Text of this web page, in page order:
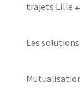
trajets Lille
Les